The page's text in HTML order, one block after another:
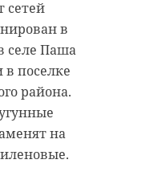
сетей
в
селе Паша
в поселке
района.
на
делают
сил
напомнил,
регионе
органы
обижал
от +10 до
градусов.
//